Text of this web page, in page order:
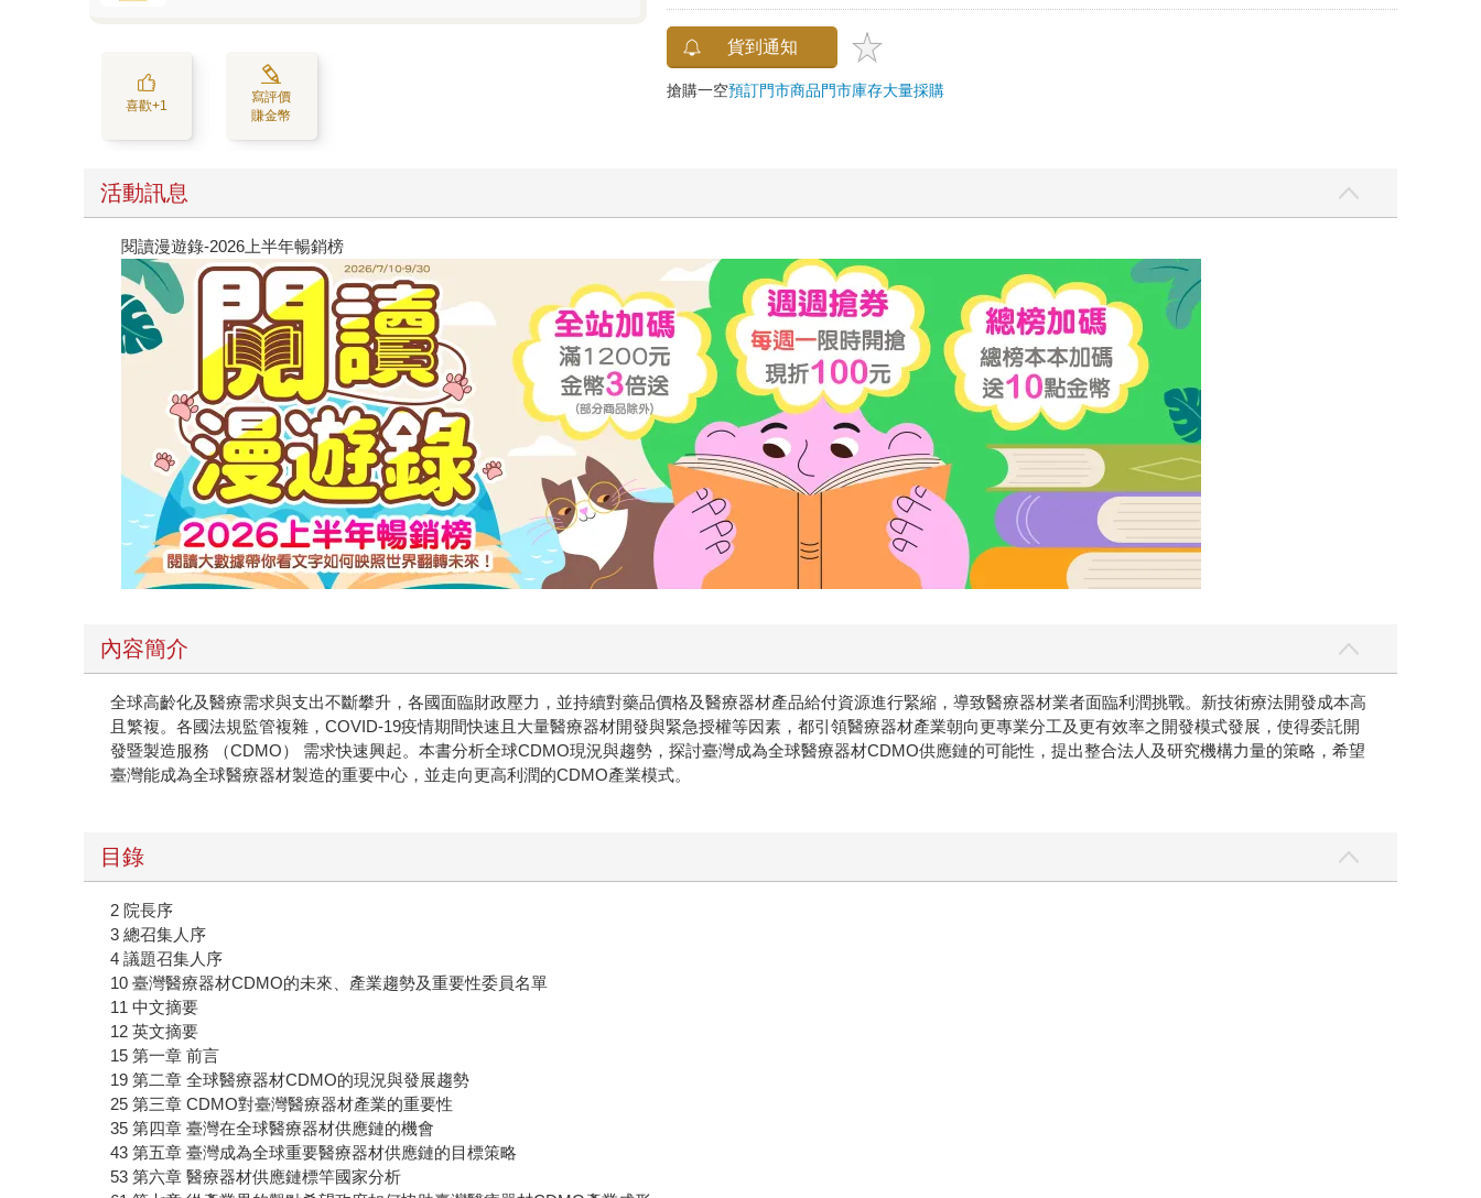
喜歡+1
寫評價
賺金幣
貨到通知
搶購一空預訂門市商品門市庫存大量採購
活動訊息
閱讀漫遊錄-2026上半年暢銷榜
內容簡介
全球高齡化及醫療需求與支出不斷攀升，各國面臨財政壓力，並持續對藥品價格及醫療器材產品給付資源進行緊縮，導致醫療器材業者面臨利潤挑戰。新技術療法開發成本高
且繁複。各國法規監管複雜，COVID-19疫情期間快速且大量醫療器材開發與緊急授權等因素，都引領醫療器材產業朝向更專業分工及更有效率之開發模式發展，使得委託開
發暨製造服務 （CDMO） 需求快速興起。本書分析全球CDMO現況與趨勢，探討臺灣成為全球醫療器材CDMO供應鏈的可能性，提出整合法人及研究機構力量的策略，希望
臺灣能成為全球醫療器材製造的重要中心，並走向更高利潤的CDMO產業模式。
目錄
2 院長序
3 總召集人序
4 議題召集人序
10 臺灣醫療器材CDMO的未來、產業趨勢及重要性委員名單
11 中文摘要
12 英文摘要
15 第一章 前言
19 第二章 全球醫療器材CDMO的現況與發展趨勢
25 第三章 CDMO對臺灣醫療器材產業的重要性
35 第四章 臺灣在全球醫療器材供應鏈的機會
43 第五章 臺灣成為全球重要醫療器材供應鏈的目標策略
53 第六章 醫療器材供應鏈標竿國家分析